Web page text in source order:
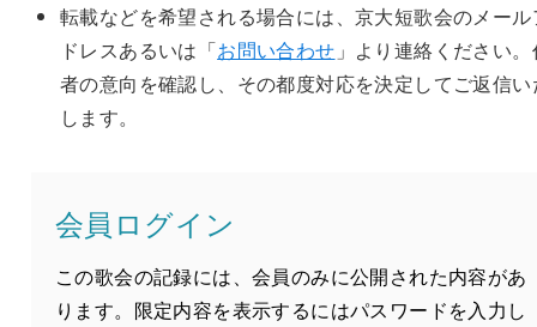
転載などを希望される場合には、京大短歌会のメール
ドレスあるいは「お問い合わせ 」より連絡ください
者の意向を確認し、その都度対応を決定してご返信い
します。
会員ログイン
この歌会の記録には、会員のみに公開された内容があ
ります。限定内容を表示するにはパスワードを入力し